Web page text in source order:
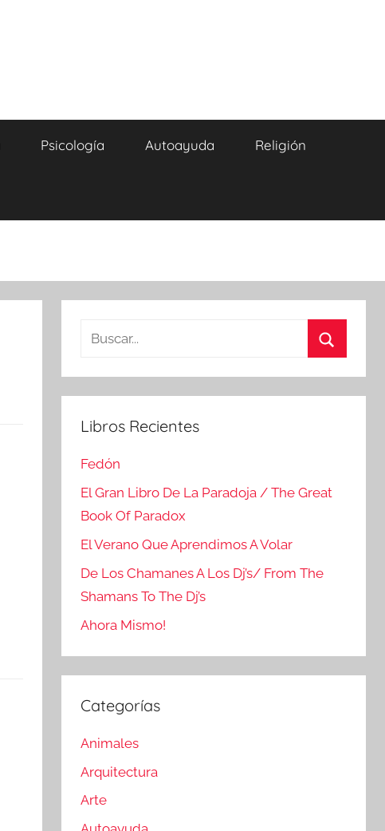
Psicología Autoayuda Religión
Buscar:
Libros Recientes
Fedón
El Gran Libro De La Paradoja / The Great
Book Of Paradox
El Verano Que Aprendimos A Volar
De Los Chamanes A Los Dj’s/ From The
Shamans To The Dj’s
Ahora Mismo!
Categorías
Animales
Arquitectura
Arte